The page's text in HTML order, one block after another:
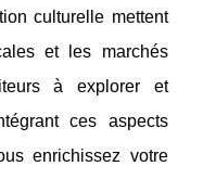
culturelle mettent
et les marchés
à explorer et
ces aspects
enrichissez votre